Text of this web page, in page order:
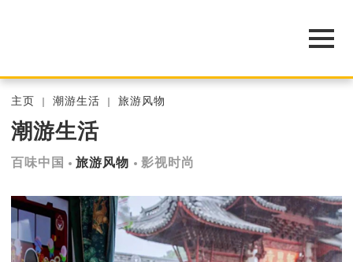
主页 潮游生活 旅游风物
潮游生活
百味中国 旅游风物 影视时尚